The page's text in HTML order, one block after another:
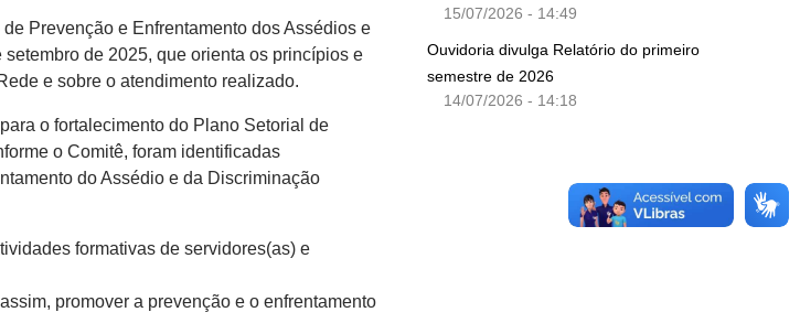
Prevenção e Enfrentamento dos Assédios e
de 2025, que orienta os princípios e
e sobre o atendimento realizado.
o fortalecimento do Plano Setorial de
o Comitê, foram identificadas
do Assédio e da Discriminação
formativas de servidores(as) e
promover a prevenção e o enfrentamento
15/07/2026 - 14:49
Ouvidoria divulga Relatório do primeiro
semestre de 2026
14/07/2026 - 14:18